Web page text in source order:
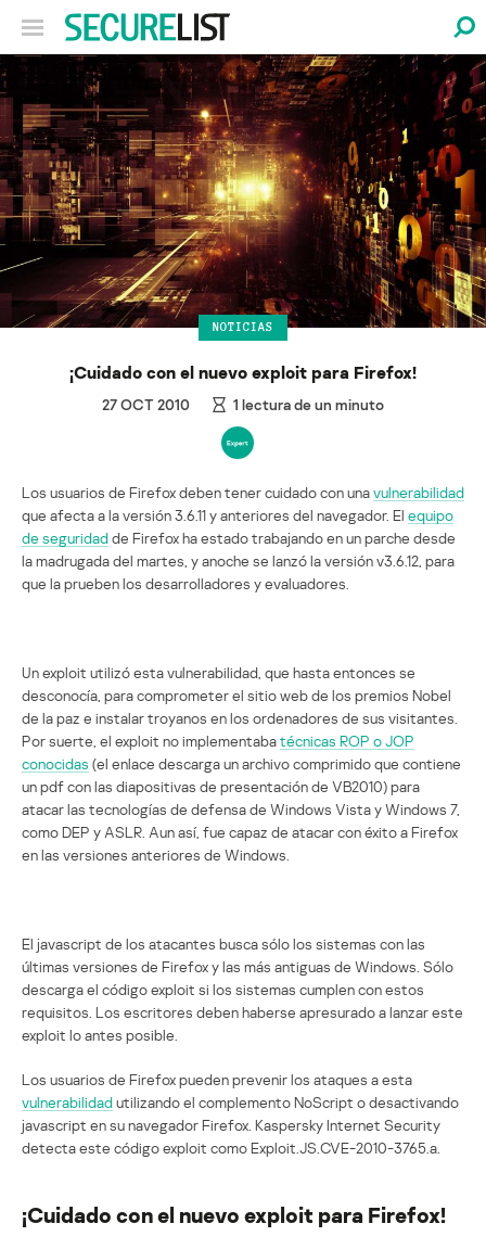
NOTICIAS
¡Cuidado con el nuevo exploit para Firefox!
27 OCT 2010 1 lectura de un minuto
Los usuarios de Firefox deben tener cuidado con unavulnerabilidad
que afecta a la versión 3.6.11 y anteriores del navegador. El equipo
de seguridadde Firefox ha estado trabajando en un parche desde
la madrugada del martes, y anoche se lanzó la versión v3.6.12, para
que la prueben los desarrolladores y evaluadores.
Un exploit utilizó esta vulnerabilidad, que hasta entonces se
desconocía, para comprometer el sitio web de los premios Nobel
de la paz e instalar troyanos en los ordenadores de sus visitantes.
Por suerte, el exploit no implementabatécnicas ROP o JOP
conocidas (el enlace descarga un archivo comprimido que contiene
un pdf con las diapositivas de presentación de VB2010) para
atacar las tecnologías de defensa de Windows Vista y Windows 7,
como DEP y ASLR. Aun así, fue capaz de atacar con éxito a Firefox
en las versiones anteriores de Windows.
El javascript de los atacantes busca sólo los sistemas con las
últimas versiones de Firefox y las más antiguas de Windows. Sólo
descarga el código exploit si los sistemas cumplen con estos
requisitos. Los escritores deben haberse apresurado a lanzar este
exploit lo antes posible.
Los usuarios de Firefox pueden prevenir los ataques a esta
vulnerabilidadutilizando el complemento NoScript o desactivando
javascript en su navegador Firefox. Kaspersky Internet Security
detecta este código exploit como Exploit.JS.CVE-2010-3765.a.
¡Cuidado con el nuevo exploit para Firefox!